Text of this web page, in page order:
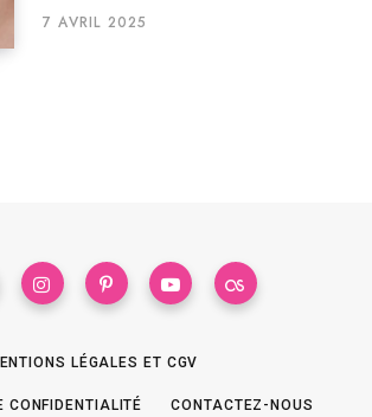
7 AVRIL 2025
LÉGALES ET CGV
CONFIDENTIALITÉ CONTACTEZ-NOUS